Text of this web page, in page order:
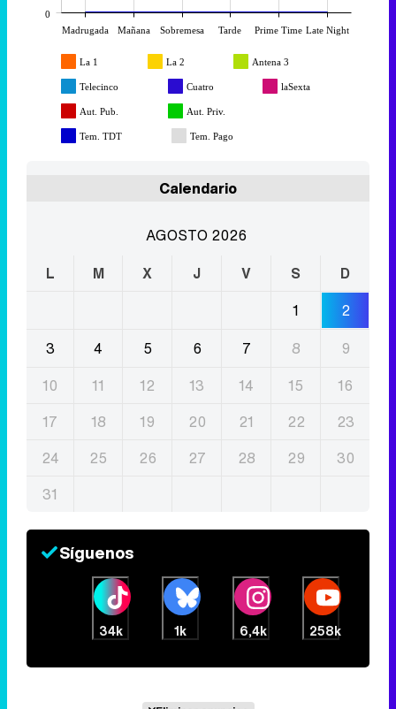
Madrugada Mañana Sobremesa Tarde Prime Time Late Night
0
La 1 La 2 Antena 3
Telecinco Cuatro laSexta
Aut. Pub. Aut. Priv.
Tem. TDT Tem. Pago
Calendario
AGOSTO 2026
L
M X J V S
D
1
2
3
4 5 6 7 8
9
10
11 12 13 14 15
16
17
18 19 20 21 22
23
24
25 26 27 28 29
30
31
Síguenos
34k 1k 6,4k 258k